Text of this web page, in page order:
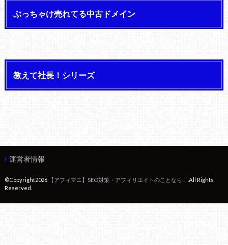
ぶっちゃけ売れてる中古ドメイン
教えて社長！シリーズ
運営者情報
©Copyright2026 【アフィマニ】SEO対策・アフィリエイトのことなら！ .All Rights
Reserved.